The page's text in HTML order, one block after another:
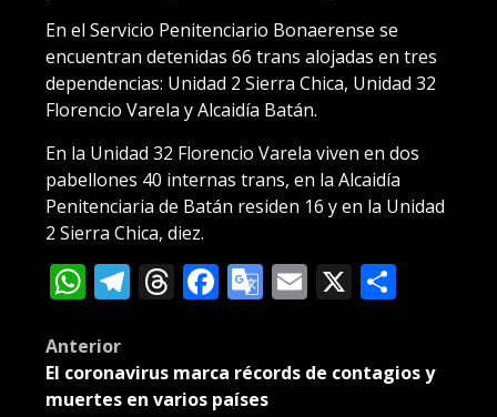
En el Servicio Penitenciario Bonaerense se
encuentran detenidas 66 trans alojadas en tres
dependencias: Unidad 2 Sierra Chica, Unidad 32
Florencio Varela y Alcaidía Batán.
En la Unidad 32 Florencio Varela viven en dos
pabellones 40 internas trans, en la Alcaidía
Penitenciaria de Batán residen 16 y en la Unidad
2 Sierra Chica, diez.
WhatsApp
Telegram
Threads
Facebook
Google
Email
X
Post
navigation
Anterior
El coronavirus marca récords de contagios y
muertes en varios países